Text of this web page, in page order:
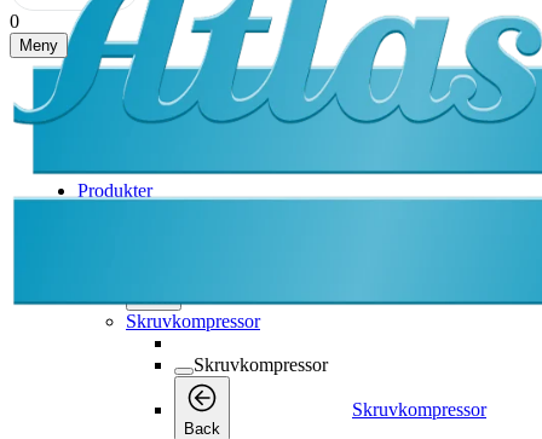
0
Meny
Produkter
Back
Skruvkompressor
Skruvkompressor
Back
Skruvkompressor